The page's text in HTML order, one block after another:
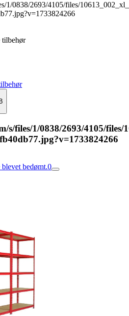
1/0838/2693/4105/files/
tilbehør
s/files/1/0838/2693/4105/files/
bedømt.0